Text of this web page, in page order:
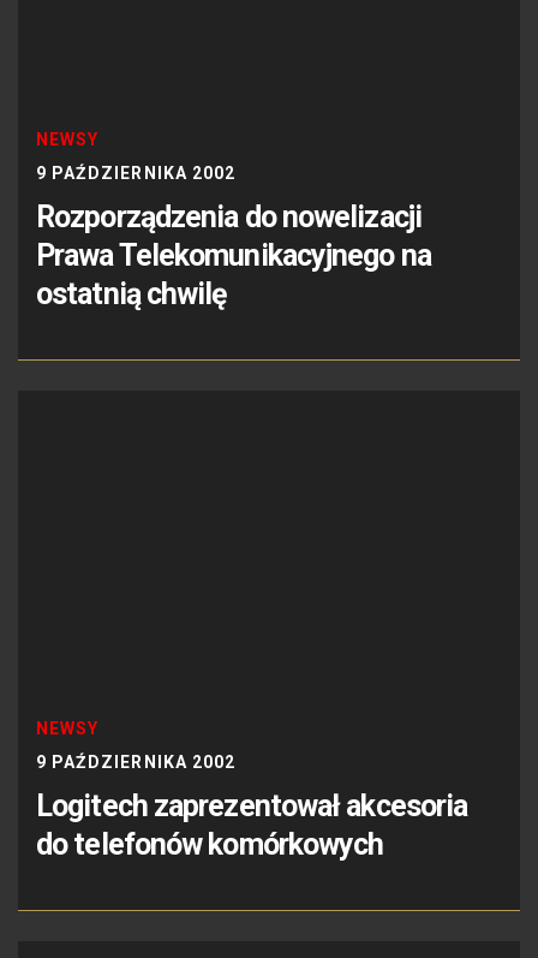
NEWSY
9 PAŹDZIERNIKA 2002
Rozporządzenia do nowelizacji
Prawa Telekomunikacyjnego na
ostatnią chwilę
NEWSY
9 PAŹDZIERNIKA 2002
Logitech zaprezentował akcesoria
do telefonów komórkowych